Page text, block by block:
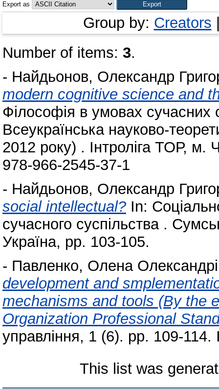
Export as
Group by: Creators
Number of items: 3.
- Найдьонов, Олександр
modern cognitive science and
Філософія в умовах сучасних
Всеукраїнська науково-
2012 року) . Інтроліга ТОР,
978-966-2545-37-1
- Найдьонов, Олександр
social intellectual?In:
сучасного суспільства .
Україна, pp. 103-105.
- Павленко, Олена
development and
mechanisms and tools (By the
Organization Professional
управління, 1 (6). pp. 109-
This list was